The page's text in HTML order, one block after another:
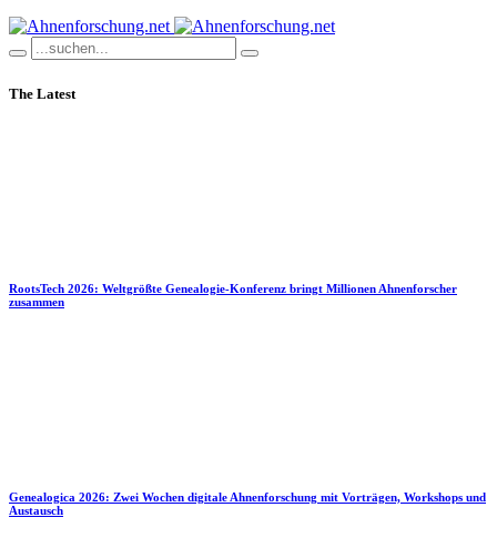
The Latest
RootsTech 2026: Weltgrößte Genealogie-Konferenz bringt Millionen Ahnenforscher
zusammen
Genealogica 2026: Zwei Wochen digitale Ahnenforschung mit Vorträgen, Workshops und
Austausch